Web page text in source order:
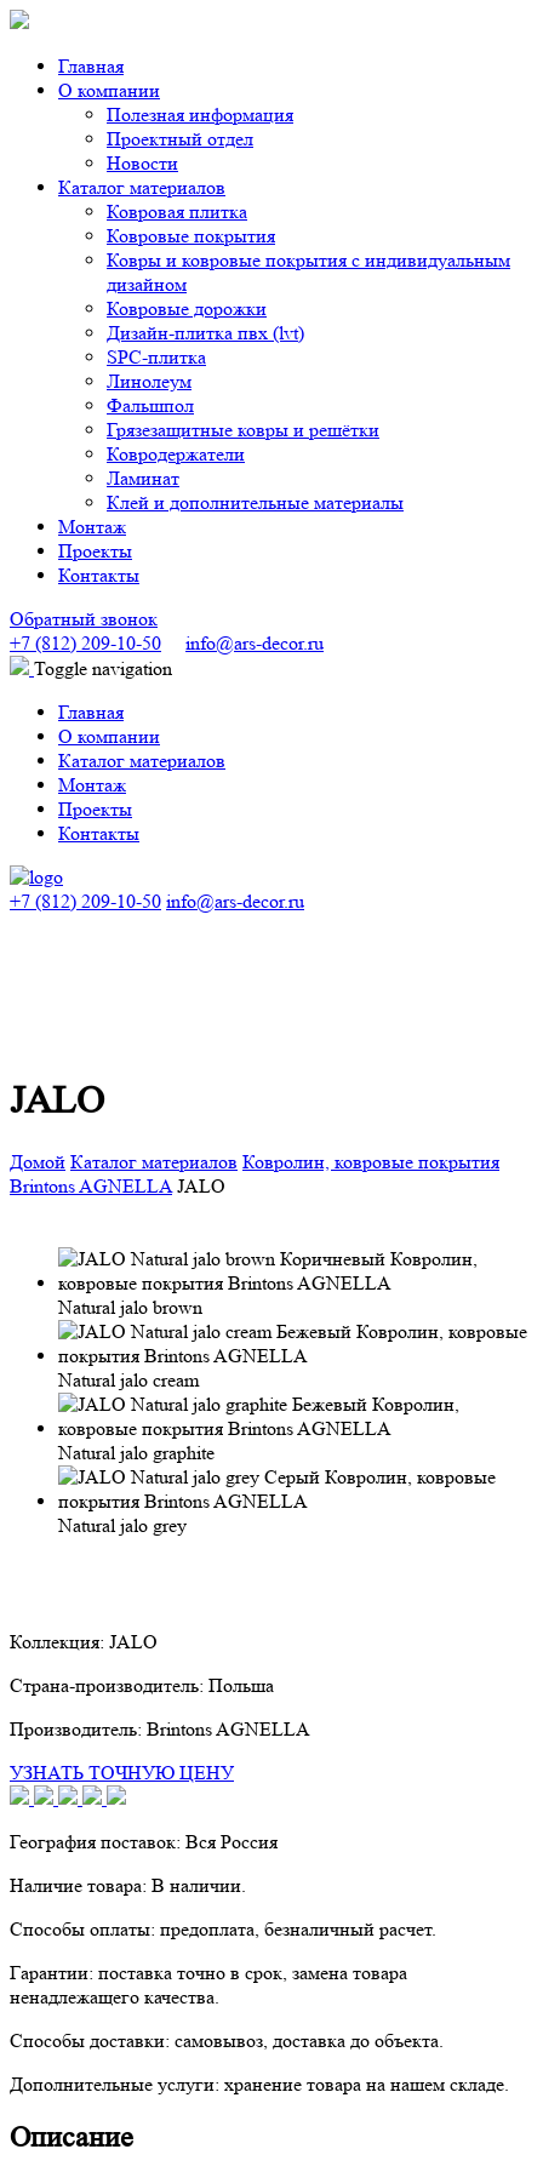
Главная
О компании
Полезная информация
Проектный отдел
Новости
Каталог материалов
Ковровая плитка
Ковровые покрытия
Ковры и ковровые покрытия с индивидуальным
дизайном
Ковровые дорожки
Дизайн-плитка пвх (lvt)
SPC-плитка
Линолеум
Фальшпол
Грязезащитные ковры и решётки
Ковродержатели
Ламинат
Клей и дополнительные материалы
Монтаж
Проекты
Контакты
Обратный звонок
+7 (812) 209-10-50
info@ars-decor.ru
Toggle navigation
Главная
О компании
Каталог материалов
Монтаж
Проекты
Контакты
+7 (812) 209-10-50 info@ars-decor.ru
JALO
Домой Каталог материалов Ковролин, ковровые покрытия
Brintons AGNELLA JALO
Natural jalo brown
Natural jalo cream
Natural jalo graphite
Natural jalo grey
Коллекция: JALO
Страна-производитель: Польша
Производитель: Brintons AGNELLA
УЗНАТЬ ТОЧНУЮ ЦЕНУ
География поставок: Вся Россия
Наличие товара: В наличии.
Способы оплаты: предоплата, безналичный расчет.
Гарантии: поставка точно в срок, замена товара
ненадлежащего качества.
Способы доставки: самовывоз, доставка до объекта.
Дополнительные услуги: хранение товара на нашем складе.
Описание